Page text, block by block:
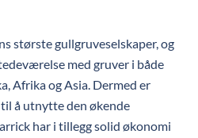
største gullgruveselskaper, og
med gruver i både
Afrika og Asia. Dermed er
å utnytte den økende
har i tillegg solid økonomi